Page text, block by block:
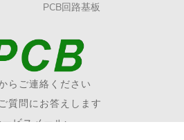
PCB回路基板
らご連絡ください
質問にお答えします
ビスメール: